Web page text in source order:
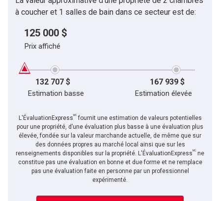
à coucher et 1 salles de bain dans ce secteur est de:
125 000 $
Prix affiché
132 707 $ 167 939 $
Estimation basse Estimation élevée
L'ÉvaluationExpressMCfournit une estimation de valeurs potentielles
pour une propriété, d’une évaluation plus basse à une évaluation plus
élevée, fondée sur la valeur marchande actuelle, de même que sur
des données propres au marché local ainsi que sur les
renseignements disponibles sur la propriété. L'ÉvaluationExpressMC ne
constitue pas une évaluation en bonne et due forme et ne remplace
pas une évaluation faite en personne par un professionnel
expérimenté.